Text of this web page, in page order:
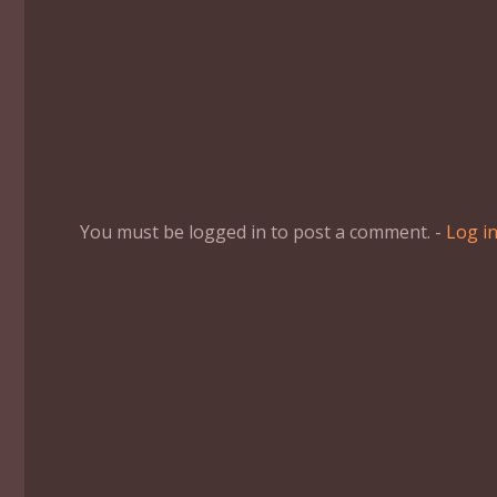
You must be logged in to post a comment. - Log in